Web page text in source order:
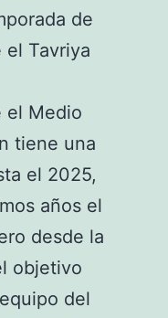
de
el Tavriya
el Medio
tiene una
el 2025,
años el
desde la
objetivo
del